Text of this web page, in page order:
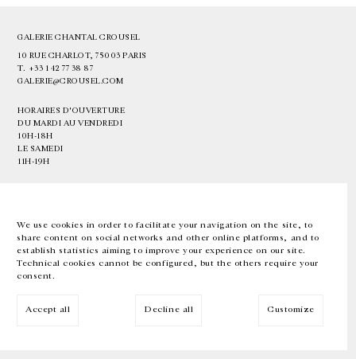
We use cookies in order to facilitate your navigation on the site, to
share content on social networks and other online platforms, and to
establish statistics aiming to improve your experience on our site.
Technical cookies cannot be configured, but the others require your
consent.
Accept all Decline all Customize
GALERIE CHANTAL CROUSEL
10 RUE CHARLOT, 75003 PARIS
T. +33 1 42 77 38 87
GALERIE@CROUSEL.COM
HORAIRES D'OUVERTURE
DU MARDI AU VENDREDI
10H-18H
LE SAMEDI
11H-19H
EN FR 中文 Facebook Instagram
Inscrivez-vous à notre newsletter